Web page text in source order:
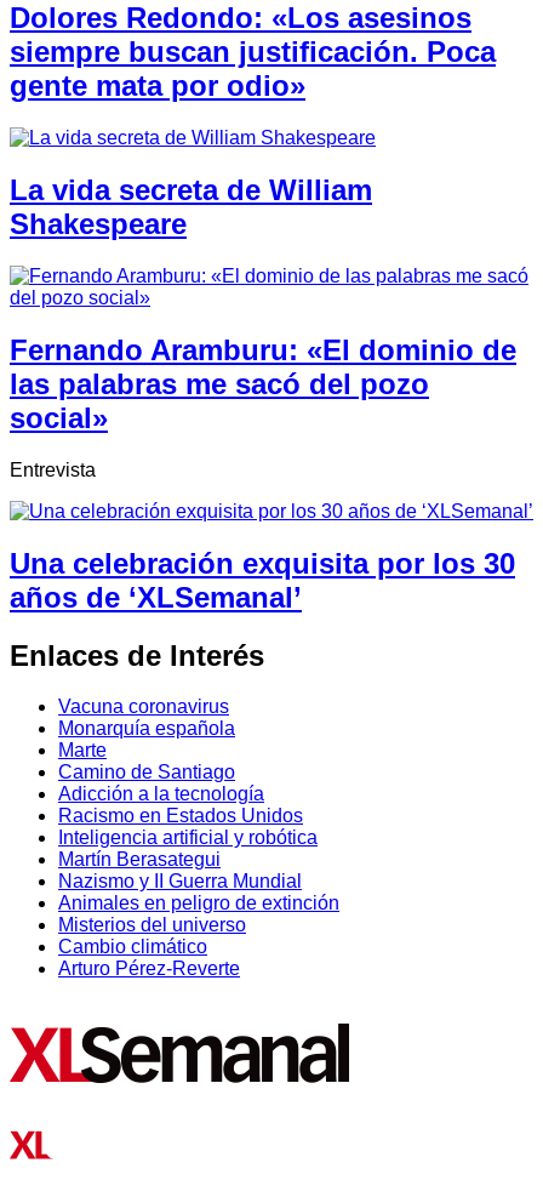
Dolores Redondo: «Los asesinos
siempre buscan justificación. Poca
gente mata por odio»
La vida secreta de William
Shakespeare
Fernando Aramburu: «El dominio de
las palabras me sacó del pozo
social»
Entrevista
Una celebración exquisita por los 30
años de ‘XLSemanal’
Enlaces de Interés
Vacuna coronavirus
Monarquía española
Marte
Camino de Santiago
Adicción a la tecnología
Racismo en Estados Unidos
Inteligencia artificial y robótica
Martín Berasategui
Nazismo y II Guerra Mundial
Animales en peligro de extinción
Misterios del universo
Cambio climático
Arturo Pérez-Reverte